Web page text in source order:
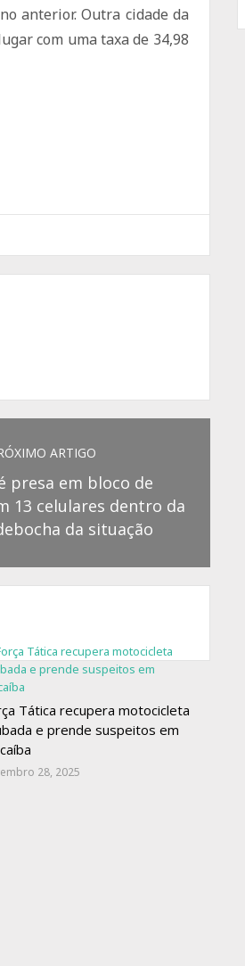
anterior. Outra cidade da
com uma taxa de 34,98
ARTIGO
presa em bloco de
13 celulares dentro da
da situação
Tática recupera motocicleta
e prende suspeitos em
28, 2025